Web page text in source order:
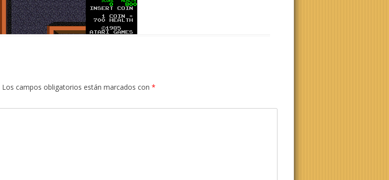
Los campos obligatorios están marcados con *